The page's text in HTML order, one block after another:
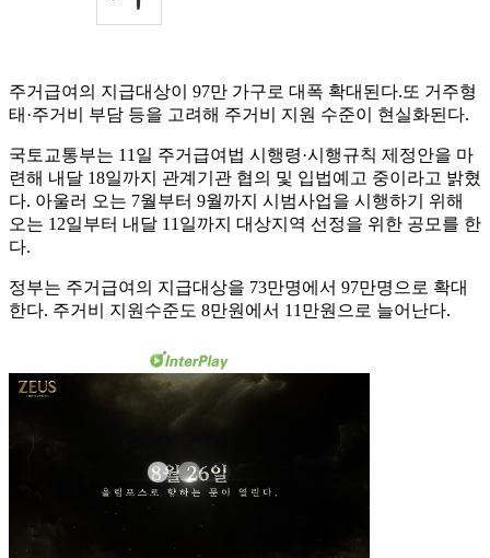
주거급여의 지급대상이 97만 가구로 대폭 확대된다.또 거주형
태·주거비 부담 등을 고려해 주거비 지원 수준이 현실화된다.
국토교통부는 11일 주거급여법 시행령·시행규칙 제정안을 마
련해 내달 18일까지 관계기관 협의 및 입법예고 중이라고 밝혔
다. 아울러 오는 7월부터 9월까지 시범사업을 시행하기 위해
오는 12일부터 내달 11일까지 대상지역 선정을 위한 공모를 한
다.
정부는 주거급여의 지급대상을 73만명에서 97만명으로 확대
한다. 주거비 지원수준도 8만원에서 11만원으로 늘어난다.